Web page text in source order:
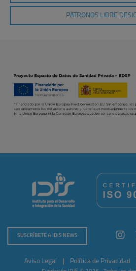
PATRONOS LIBRE
SUSCRÍBETE A IDIS NEWS
Aviso Legal Política de Privacidad